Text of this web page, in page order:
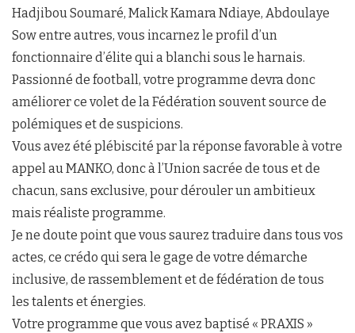
Hadjibou Soumaré, Malick Kamara Ndiaye, Abdoulaye
Sow entre autres, vous incarnez le profil d’un
fonctionnaire d’élite qui a blanchi sous le harnais.
Passionné de football, votre programme devra donc
améliorer ce volet de la Fédération souvent source de
polémiques et de suspicions.
Vous avez été plébiscité par la réponse favorable à votre
appel au MANKO, donc à l’Union sacrée de tous et de
chacun, sans exclusive, pour dérouler un ambitieux
mais réaliste programme.
Je ne doute point que vous saurez traduire dans tous vos
actes, ce crédo qui sera le gage de votre démarche
inclusive, de rassemblement et de fédération de tous
les talents et énergies.
Votre programme que vous avez baptisé « PRAXIS »